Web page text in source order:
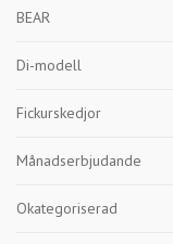
BEAR
Di-modell
Fickurskedjor
Månadserbjudande
Okategoriserad